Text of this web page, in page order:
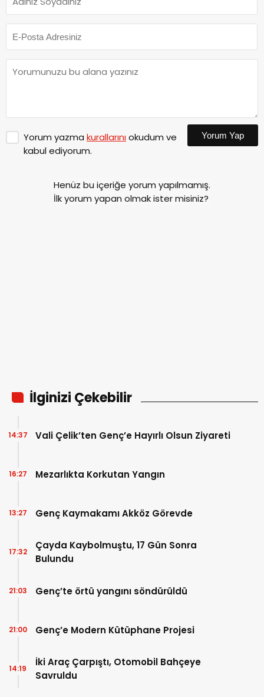
Yorum yazma kurallarınıokudum ve
kabul ediyorum.
Yorum Yap
Henüz bu içeriğe yorum yapılmamış.
İlk yorum yapan olmak ister misiniz?
İlginizi Çekebilir
Vali Çelik’ten Genç’e Hayırlı Olsun Ziyareti
14:37
Mezarlıkta Korkutan Yangın
16:27
Genç Kaymakamı Akköz Görevde
13:27
Çayda Kaybolmuştu, 17 Gün Sonra
Bulundu
17:32
Genç’te örtü yangını söndürüldü
21:03
Genç’e Modern Kütüphane Projesi
21:00
İki Araç Çarpıştı, Otomobil Bahçeye
Savruldu
14:19